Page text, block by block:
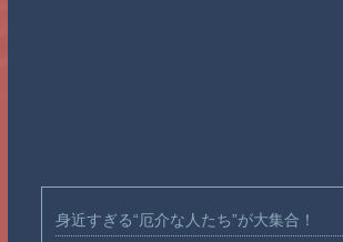
身近すぎる“厄介な人たち”が大集合！